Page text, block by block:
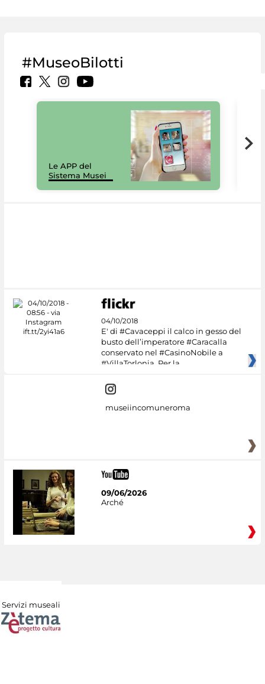
#MuseoBilotti
Le APP del
Sistema Musei
04/10/2018
E' di #Cavaceppi il calco in gesso del
busto dell’imperatore #Caracalla
conservato nel #CasinoNobile a
#VillaTorlonia. Per la
museiincomuneroma
09/06/2026
Arché
Servizi museali